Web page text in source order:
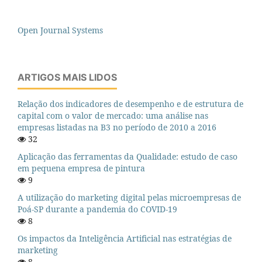
Open Journal Systems
ARTIGOS MAIS LIDOS
Relação dos indicadores de desempenho e de estrutura de
capital com o valor de mercado: uma análise nas
empresas listadas na B3 no período de 2010 a 2016
32
Aplicação das ferramentas da Qualidade: estudo de caso
em pequena empresa de pintura
9
A utilização do marketing digital pelas microempresas de
Poá-SP durante a pandemia do COVID-19
8
Os impactos da Inteligência Artificial nas estratégias de
marketing